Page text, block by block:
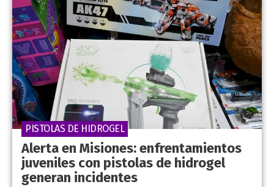
Alerta en Misiones: enfrentamientos
juveniles con pistolas de hidrogel
generan incidentes
PISTOLAS DE HIDROGEL